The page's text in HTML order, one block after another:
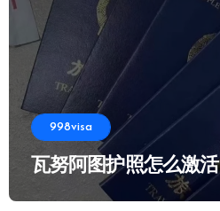
998visa
瓦努阿图护照怎么激活